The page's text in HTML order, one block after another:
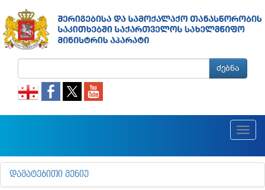
ძებნა
ᲓᲐᲛᲐᲢᲔᲑᲘᲗᲘ ᲛᲔᲜᲘᲣ